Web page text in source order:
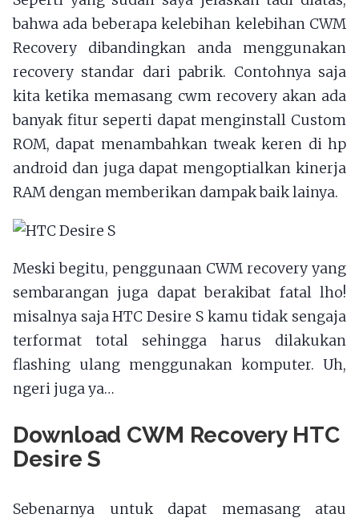
bahwa ada beberapa kelebihan kelebihan CWM
Recovery dibandingkan anda menggunakan
recovery standar dari pabrik. Contohnya saja
kita ketika memasang cwm recovery akan ada
banyak fitur seperti dapat menginstall Custom
ROM, dapat menambahkan tweak keren di hp
android dan juga dapat mengoptialkan kinerja
RAM dengan memberikan dampak baik lainya.
Meski begitu, penggunaan CWM recovery yang
sembarangan juga dapat berakibat fatal lho!
misalnya saja HTC Desire S kamu tidak sengaja
terformat total sehingga harus dilakukan
flashing ulang menggunakan komputer. Uh,
ngeri juga ya…
Download CWM Recovery HTC
Desire S
Sebenarnya untuk dapat memasang atau